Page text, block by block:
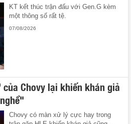
KT kết thúc trận đấu với Gen.G kèm
một thông số rất tệ.
07/08/2026
Chovy lại khiến khán giả
Chovy có màn xử lý cực hay trong